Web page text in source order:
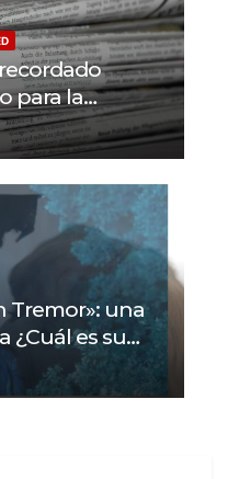
para la
tercio de los
por Israel
Tremor»: una
¿Cuál es su